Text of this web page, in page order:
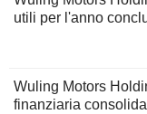
utili per l'anno
Wuling Motors
finanziaria